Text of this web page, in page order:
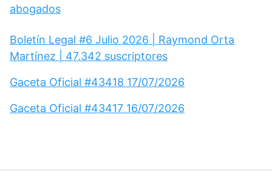
abogados
Boletín Legal #6 Julio 2026 | Raymond Orta
Martínez | 47.342 suscriptores
Gaceta Oficial #43418 17/07/2026
Gaceta Oficial #43417 16/07/2026